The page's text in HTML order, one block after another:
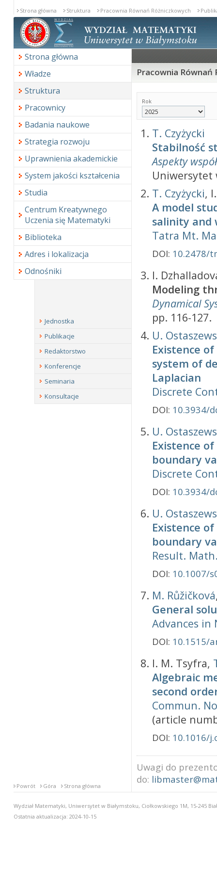
Strona główna Struktura Pracownia Równań Różniczkowych
Strona główna
Władze
Struktura
Pracownicy
Badania naukowe
Strategia rozwoju
Uprawnienia akademickie
System jakości kształcenia
Studia
Centrum Kreatywnego
Uczenia się Matematyki
Biblioteka
Adres i lokalizacja
Odnośniki
Pracownia Równań
Rok
T. Czyżycki
Stabilność
Aspekty
Uniwersytet
T. Czyżycki,
A model
salinity and
Tatra Mt.
DOI: 10.2478/
I.
Modeling
Dynamical
pp. 116-127.
U.
Existence
system of
Laplacian
Discrete
DOI: 10.3934/
U.
Existence
boundary
Discrete
DOI: 10.3934/
U.
Existence
boundary
Result.
DOI: 10.1007/
M. Růžičková
General
Advances in
DOI: 10.1515/
I. M. Tsyfra,
Algebraic
second
Commun.
(article
DOI: 10.1016/
Uwagi do
do:
Jednostka
Publikacje
Redaktorstwo
Konferencje
Seminaria
Konsultacje
Powrót Góra Strona główna
Wydział Matematyki, Uniwersytet w Białymstoku, Ciołkowskiego 1M, 15-245
Ostatnia aktualizacja: 2024-10-15